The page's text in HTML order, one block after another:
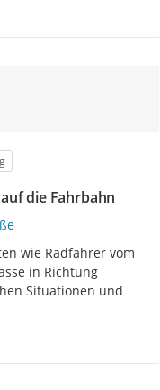
die Fahrbahn
wie Radfahrer vom
in Richtung
Situationen und